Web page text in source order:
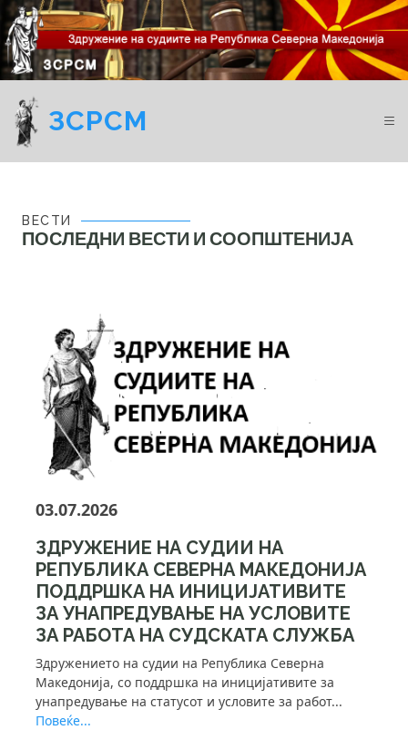
ЗСРСМ
ВЕСТИ
ПОСЛЕДНИ ВЕСТИ И СООПШТЕНИЈА
03.07.2026
ЗДРУЖЕНИЕ НА СУДИИ НА
РЕПУБЛИКА СЕВЕРНА МАКЕДОНИЈА
ПОДДРШКА НА ИНИЦИЈАТИВИТЕ
ЗА УНАПРЕДУВАЊЕ НА УСЛОВИТЕ
ЗА РАБОТА НА СУДСКАТА СЛУЖБА
Здружението на судии на Република Северна
Македонија, со поддршка на иницијативите за
унапредување на статусот и условите за работ...
Повеќе...